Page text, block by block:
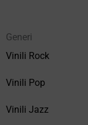
Generi
Vinili Rock
Vinili Pop
Vinili Jazz